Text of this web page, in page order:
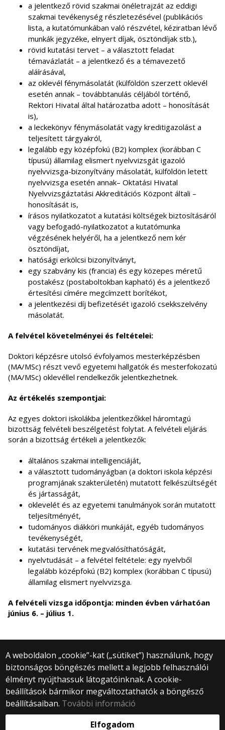
a jelentkező rövid szakmai önéletrajzát az eddigi
szakmai tevékenység részletezésével (publikációs
lista, a kutatómunkában való részvétel, kéziratban lévő
munkák jegyzéke, elnyert díjak, ösztöndíjak stb.),
rövid kutatási tervet – a választott feladat
témavázlatát – a jelentkező és a témavezető
aláírásával,
az oklevél fénymásolatát (külföldön szerzett oklevél
esetén annak – továbbtanulás céljából történő,
Rektori Hivatal által határozatba adott – honosítását
is),
a leckekönyv fénymásolatát vagy kreditigazolást a
teljesített tárgyakról,
legalább egy középfokú (B2) komplex (korábban C
típusú) államilag elismert nyelvvizsgát igazoló
nyelvvizsga-bizonyítvány másolatát, külföldön letett
nyelvvizsga esetén annak– Oktatási Hivatal
Nyelvvizsgáztatási Akkreditációs Központ általi –
honosítását is,
írásos nyilatkozatot a kutatási költségek biztosításáról
vagy befogadó-nyilatkozatot a kutatómunka
végzésének helyéről, ha a jelentkező nem kér
ösztöndíjat,
hatósági erkölcsi bizonyítványt,
egy szabvány kis (francia) és egy közepes méretű
postakész (postaboltokban kapható) és a jelentkező
értesítési címére megcímzett borítékot,
a jelentkezési díj befizetését igazoló csekkszelvény
másolatát.
A felvétel követelményei és feltételei:
Doktori képzésre utolsó évfolyamos mesterképzésben
(MA/MSc) részt vevő egyetemi hallgatók és mesterfokozatú
(MA/MSc) oklevéllel rendelkezők jelentkezhetnek.
Az értékelés szempontjai:
Az egyes doktori iskolákba jelentkezőkkel háromtagú
bizottság felvételi beszélgetést folytat. A felvételi eljárás
során a bizottság értékeli a jelentkezők:
általános szakmai intelligenciáját,
a választott tudományágban (a doktori iskola képzési
programjának szakterületén) mutatott felkészültségét
és jártasságát,
oklevelét és az egyetemi tanulmányok során mutatott
teljesítményét,
tudományos diákköri munkáját, egyéb tudományos
tevékenységét,
kutatási tervének megvalósíthatóságát,
nyelvtudását – a felvétel feltétele: egy nyelvből
legalább középfokú (B2) komplex (korábban C típusú)
államilag elismert nyelvvizsga.
A felvételi vizsga időpontja: minden évben várhatóan
június 6. – július 1.
A weboldalon „cookie”-kat („sütiket”) használunk, hogy
biztonságos böngészés mellett a legjobb felhasználói
élményt nyújthassuk látogatóinknak. A cookie-
beállítások bármikor megváltoztathatók a böngésző
beállításaiban. További információ
Elfogadom
© 2025 Eötvös Loránd Tudományegyetem
Minden jog fenntartva.
1053 Budapest, Egyetem tér 1–3.
Központi telefonszám: +36 1 411 6500
Webfejlesztés: